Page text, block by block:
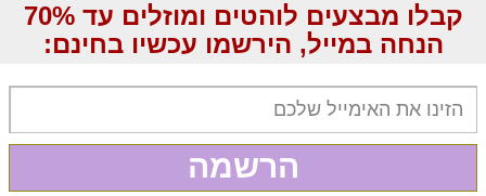
קבלו מבצעים לוהטים ומוזלים עד 70%
הנחה במייל, הירשמו עכשיו בחינם:
הרשמה